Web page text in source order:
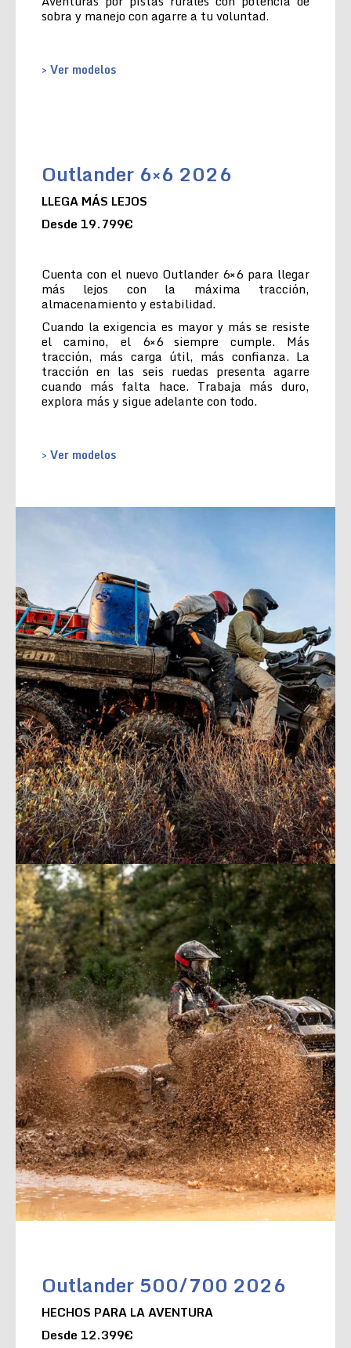
sobra y manejo con agarre a tu voluntad.
> Ver modelos
Outlander 6×6 2026
LLEGA MÁS LEJOS
Desde 19.799€
Cuenta con el nuevo Outlander 6×6 para llegar
más lejos con la máxima tracción,
almacenamiento y estabilidad.
Cuando la exigencia es mayor y más se resiste
el camino, el 6×6 siempre cumple. Más
tracción, más carga útil, más confianza. La
tracción en las seis ruedas presenta agarre
cuando más falta hace. Trabaja más duro,
explora más y sigue adelante con todo.
> Ver modelos
Outlander 500/700 2026
HECHOS PARA LA AVENTURA
Desde 12.399€